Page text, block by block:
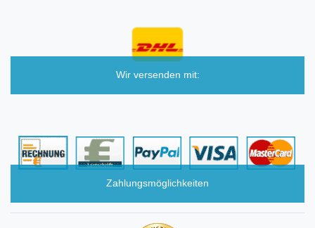
Wir versenden mit:
Zahlungsmöglichkeiten